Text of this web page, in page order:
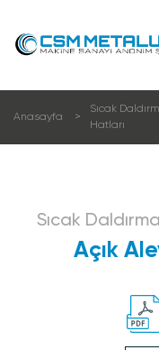
Anasayfa
Sıcak
Hatları
Sıcak
Açık